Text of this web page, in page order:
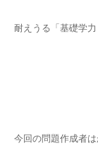
耐えうる「基礎学
今回の問題作成者は